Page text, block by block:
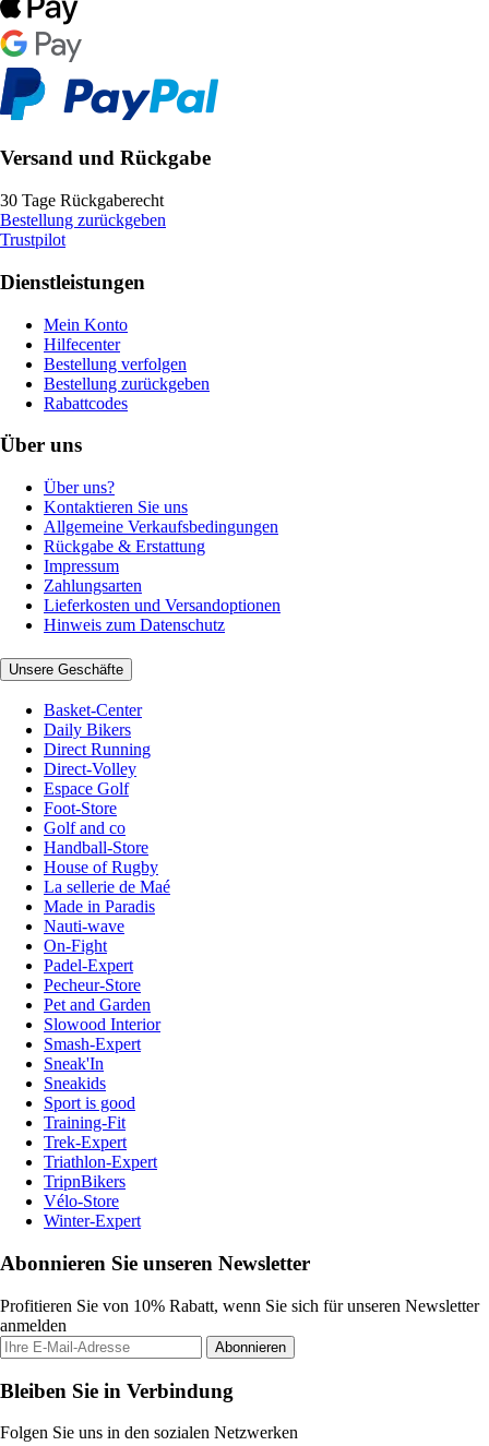
Versand und Rückgabe
30 Tage Rückgaberecht
Bestellung zurückgeben
Trustpilot
Dienstleistungen
Mein Konto
Hilfecenter
Bestellung verfolgen
Bestellung zurückgeben
Rabattcodes
Über uns
Über uns?
Kontaktieren Sie uns
Allgemeine Verkaufsbedingungen
Rückgabe & Erstattung
Impressum
Zahlungsarten
Lieferkosten und Versandoptionen
Hinweis zum Datenschutz
Unsere Geschäfte
Basket-Center
Daily Bikers
Direct Running
Direct-Volley
Espace Golf
Foot-Store
Golf and co
Handball-Store
House of Rugby
La sellerie de Maé
Made in Paradis
Nauti-wave
On-Fight
Padel-Expert
Pecheur-Store
Pet and Garden
Slowood Interior
Smash-Expert
Sneak'In
Sneakids
Sport is good
Training-Fit
Trek-Expert
Triathlon-Expert
TripnBikers
Vélo-Store
Winter-Expert
Abonnieren Sie unseren Newsletter
Profitieren Sie von 10% Rabatt, wenn Sie sich für unseren Newsletter
anmelden
Abonnieren
Bleiben Sie in Verbindung
Folgen Sie uns in den sozialen Netzwerken